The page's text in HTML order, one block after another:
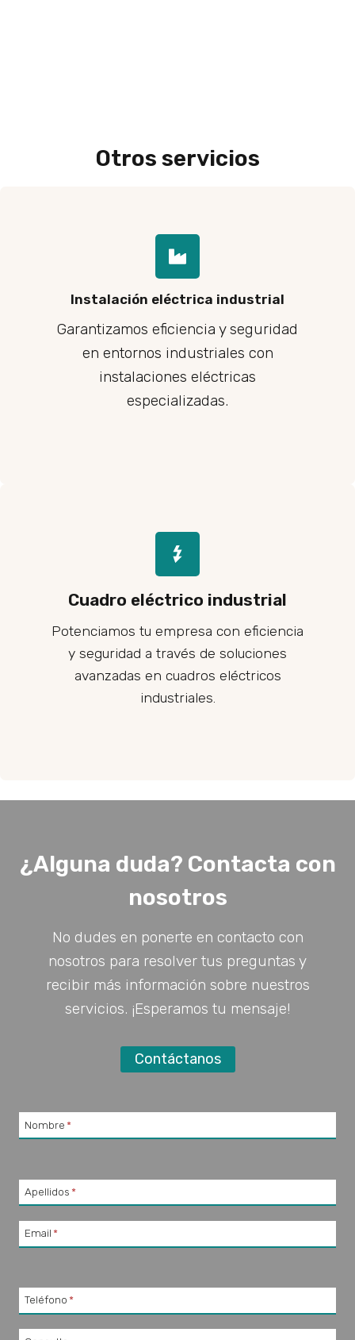
Otros servicios
Instalación eléctrica industrial
Garantizamos eficiencia y seguridad
en entornos industriales con
instalaciones eléctricas
especializadas.
Cuadro eléctrico industrial
Potenciamos tu empresa con eficiencia
y seguridad a través de soluciones
avanzadas en cuadros eléctricos
industriales.
¿Alguna duda? Contacta con
nosotros
No dudes en ponerte en contacto con
nosotros para resolver tus preguntas y
recibir más información sobre nuestros
servicios. ¡Esperamos tu mensaje!
Contáctanos
Nombre *
Apellidos *
Email *
Teléfono *